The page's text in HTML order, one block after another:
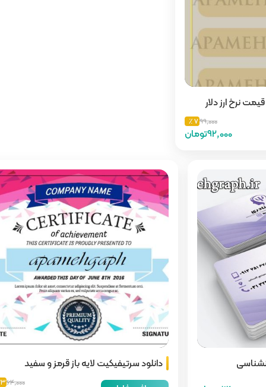
نرخ ارز دلار
99,0007 ٪
92,000تومان
دانلود سرتیفیکیت لایه باز قرمز و سفید
64,000